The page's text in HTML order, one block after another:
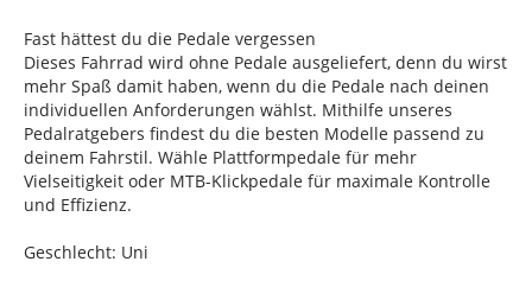
Fast hättest du die Pedale vergessen
Dieses Fahrrad wird ohne Pedale ausgeliefert, denn du wirst
mehr Spaß damit haben, wenn du die Pedale nach deinen
individuellen Anforderungen wählst. Mithilfe unseres
Pedalratgebers findest du die besten Modelle passend zu
deinem Fahrstil. Wähle Plattformpedale für mehr
Vielseitigkeit oder MTB-Klickpedale für maximale Kontrolle
und Effizienz.
Geschlecht: Uni